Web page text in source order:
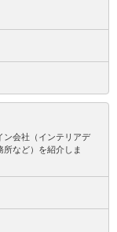
ン会社（インテリアデ
など）を紹介しま